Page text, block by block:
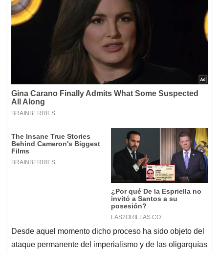
Desde aquel momento dicho proceso ha sido objeto del
ataque permanente del imperialismo y de las oligarquías